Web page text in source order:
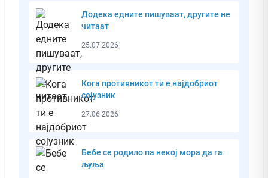
Додека едните пишуваат, другите не
читаат
25.07.2026
Кога противникот ти е најдобриот
сојузник
27.06.2026
Бебе се родило па некој мора да га
љуља